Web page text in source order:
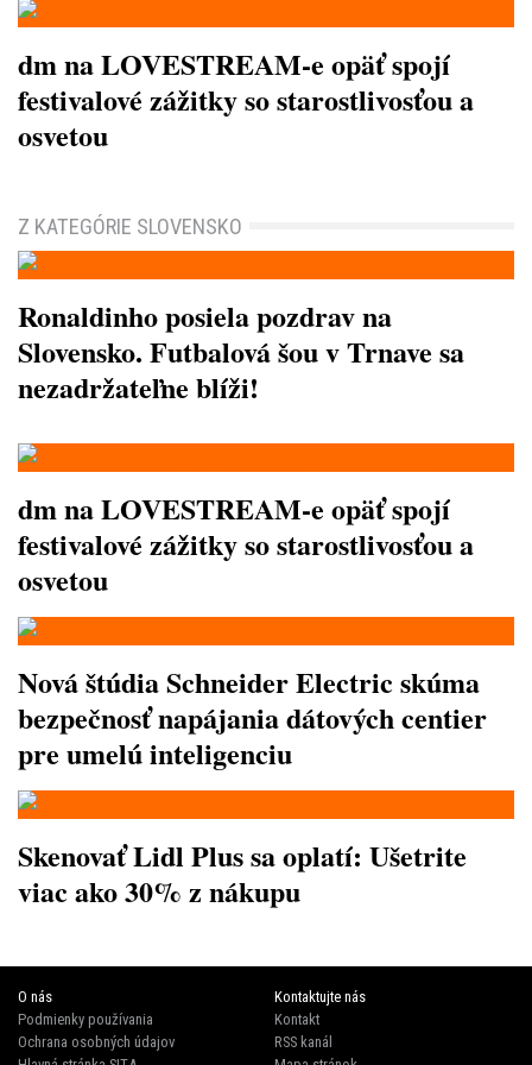
dm na LOVESTREAM-e opäť spojí
festivalové zážitky so starostlivosťou a
osvetou
Z KATEGÓRIE SLOVENSKO
Ronaldinho posiela pozdrav na
Slovensko. Futbalová šou v Trnave sa
nezadržateľne blíži!
dm na LOVESTREAM-e opäť spojí
festivalové zážitky so starostlivosťou a
osvetou
Nová štúdia Schneider Electric skúma
bezpečnosť napájania dátových centier
pre umelú inteligenciu
Skenovať Lidl Plus sa oplatí: Ušetrite
viac ako 30% z nákupu
O nás
Podmienky používania
Ochrana osobných údajov
Kontaktujte nás
Kontakt
RSS kanál